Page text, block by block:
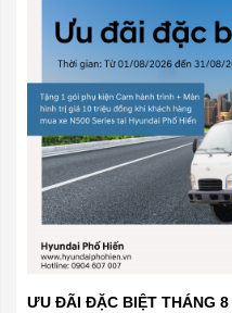
ƯU ĐÃI ĐẶC BIỆT THÁNG 8